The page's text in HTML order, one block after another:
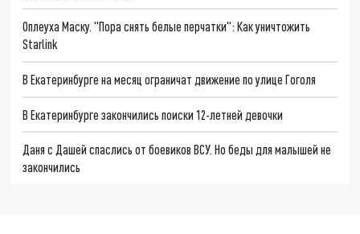
Оплеуха Маску. "Пора снять белые перчатки": Как уничтожить
Starlink
В Екатеринбурге на месяц ограничат движение по улице Гоголя
В Екатеринбурге закончились поиски 12-летней девочки
Даня с Дашей спаслись от боевиков ВСУ. Но беды для малышей не
закончились